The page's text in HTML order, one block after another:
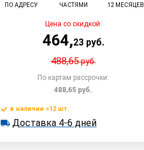
ПО АДРЕСУ
ЧАСТЯМИ
12 МЕСЯЦЕВ
Цена со скидкой:
464,23руб.
488,65руб.
По картам рассрочки:
488,65 руб.
В корзину
в наличии >12 шт.
в наличии >12 шт.
Доставка 4-6 дней